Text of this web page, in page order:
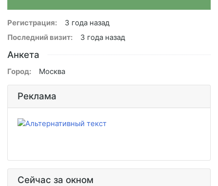
Регистрация:
3 года назад
Последний визит:
3 года назад
Анкета
Город: Москва
Реклама
Сейчас за окном